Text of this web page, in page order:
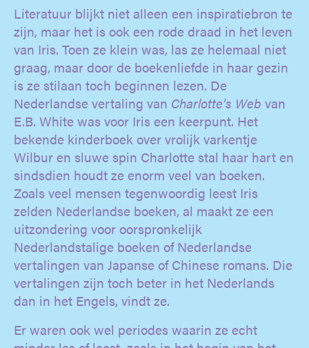
Literatuur blijkt niet alleen een inspiratiebron te
zijn, maar het is ook een rode draad in het leven
van Iris. Toen ze klein was, las ze helemaal niet
graag, maar door de boekenliefde in haar gezin
is ze stilaan toch beginnen lezen. De
Nederlandse vertaling van Charlotte’s Web van
E.B. White was voor Iris een keerpunt. Het
bekende kinderboek over vrolijk varkentje
Wilbur en sluwe spin Charlotte stal haar hart en
sindsdien houdt ze enorm veel van boeken.
Zoals veel mensen tegenwoordig leest Iris
zelden Nederlandse boeken, al maakt ze een
uitzondering voor oorspronkelijk
Nederlandstalige boeken of Nederlandse
vertalingen van Japanse of Chinese romans. Die
vertalingen zijn toch beter in het Nederlands
dan in het Engels, vindt ze.
Er waren ook wel periodes waarin ze echt